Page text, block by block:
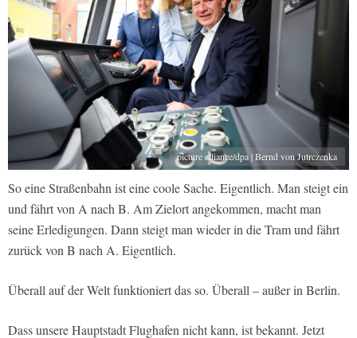
picture alliance/dpa | Bernd von Jutrczenka
So eine Straßenbahn ist eine coole Sache. Eigentlich. Man steigt ein
und fährt von A nach B. Am Zielort angekommen, macht man
seine Erledigungen. Dann steigt man wieder in die Tram und fährt
zurück von B nach A. Eigentlich.
Überall auf der Welt funktioniert das so. Überall – außer in Berlin.
Dass unsere Hauptstadt Flughafen nicht kann, ist bekannt. Jetzt